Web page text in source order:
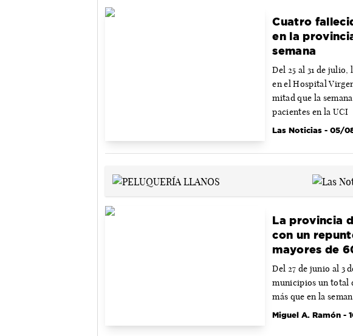
Cuatro
en la
semana
Del 25 al 31 de
en el Hospital
mitad que la
pacientes en la UCI
Las Noticias - 05/
La provincia
con un
mayores de
Del 27 de junio al 3
municipios un total
más que en la
Miguel A. Ramón -